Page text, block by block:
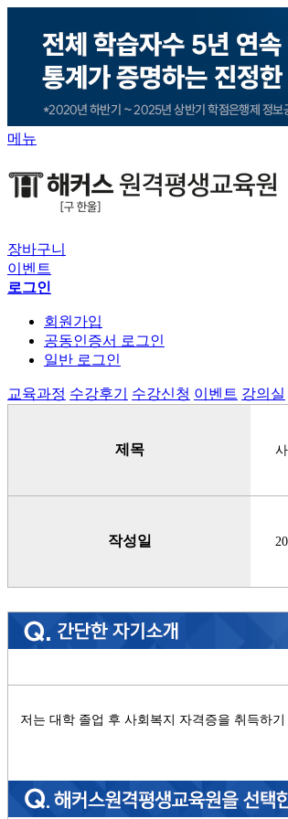
메뉴
장바구니
이벤트
로그인
회원가입
공동인증서 로그인
일반 로그인
교육과정 수강후기 수강신청 이벤트 강의실
제목
작성일
저는 대학 졸업 후 사회복지 자격증을 취득하